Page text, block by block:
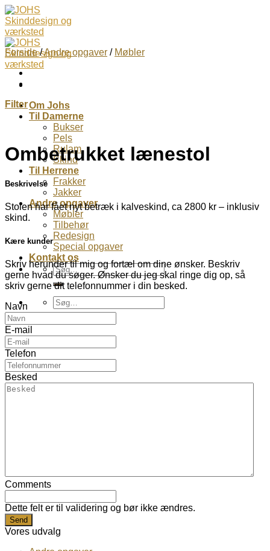
Skip
to
content
Om Johs
Til Damerne
Bukser
Pels
Rulam
Skind
Til Herrene
Frakker
Jakker
Andre opgaver
Møbler
Tilbehør
Redesign
Special opgaver
Kontakt os
Søg
efter:
Søg
efter:
Forside /Andre opgaver / Møbler
Filter
Ombetrukket lænestol
Beskrivelse
Stolen har fået nyt betræk i kalveskind, ca 2800 kr – inklusiv
skind.
Kære kunder
Skriv herunder til mig og fortæl om dine ønsker. Beskriv
gerne hvad du søger. Ønsker du jeg skal ringe dig op, så
skriv gerne dit telefonnummer i din besked.
Navn
E-mail
Telefon
Besked
Comments
Dette felt er til validering og bør ikke ændres.
Vores udvalg